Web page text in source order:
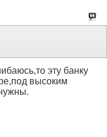
эту банку
высоким